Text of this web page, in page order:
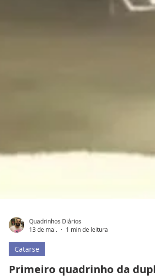
Quadrinhos Diários
13 de mai.
Catarse